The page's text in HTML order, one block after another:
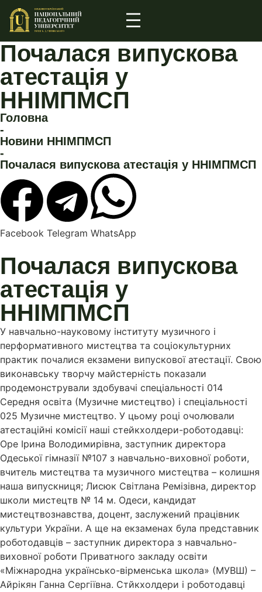
Почалася випускова
атестація у
ННІМПМСП
Головна
-
Новини ННІМПМСП
-
Почалася випускова атестація у ННІМПМСП
Facebook Telegram WhatsApp
Почалася випускова
атестація у
ННІМПМСП
У навчально-науковому інституту музичного і
перформативного мистецтва та соціокультурних
практик почалися екзамени випускової атестації. Свою
виконавську творчу майстерність показали
продемонстрували здобувачі спеціальності 014
Середня освіта (Музичне мистецтво) і спеціальності
025 Музичне мистецтво. У цьому році очолювали
атестаційні комісії наші стейкхолдери-роботодавці:
Оре Ірина Володимирівна, заступник директора
Одеської гімназії №107 з навчально-виховної роботи,
вчитель мистецтва та музичного мистецтва – колишня
наша випускниця; Лисюк Світлана Ремізівна, директор
школи мистецтв № 14 м. Одеси, кандидат
мистецтвознавства, доцент, заслужений працівник
культури України. А ще на екзаменах була представник
роботодавців – заступник директора з навчально-
виховної роботи Приватного закладу освіти
«Міжнародна українсько-вірменська школа» (МУВШ) –
Айрікян Ганна Сергіївна. Стйкхолдери і роботодавці